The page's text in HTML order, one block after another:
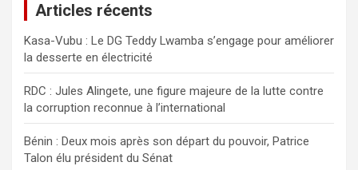
c
h
e
r
Articles récents
Kasa-Vubu : Le DG Teddy Lwamba s’engage pour améliorer
la desserte en électricité
RDC : Jules Alingete, une figure majeure de la lutte contre
la corruption reconnue à l’international
Bénin : Deux mois après son départ du pouvoir, Patrice
Talon élu président du Sénat